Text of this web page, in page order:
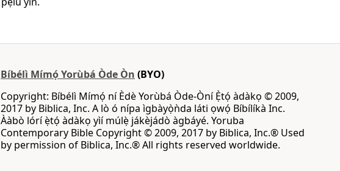
Bíbélì Mímọ́ Yorùbá Òde Òn (BYO)
Copyright: Bíbélì Mímọ́ ní Èdè Yorùbá Òde-Òní Ẹ̀tọ́ àdàkọ © 2009,
2017 by Biblica, Inc. A lò ó nípa ìgbàyọ̀ǹda láti ọwọ́ Bíbílíkà Inc.
Ààbò lórí ẹ̀tọ́ àdàkọ yìí múlẹ̀ jákèjádò àgbáyé. Yoruba
Contemporary Bible Copyright © 2009, 2017 by Biblica, Inc.® Used
by permission of Biblica, Inc.® All rights reserved worldwide.